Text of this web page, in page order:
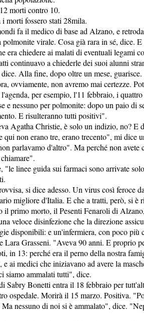
morti contro 10.
i morti fossero stati 28mila.
fa il medico di base ad Alzano, e
polmonite virale. Cosa già rara in sé, dice.
era chiedere ai malati di eventuali legami
continuavo a chiederle dei suoi alunni
Alla fine, dopo oltre un mese,
ovviamente, non avremo mai certezze.
per esempio, l'11 febbraio, i
e nessuno per polmonite: dopo un paio di
E risulteranno tutti positivi".
Agatha Christie, è solo un indizio, no? E
qui non erano tre, erano trecento", mi dice
parlavamo d'altro". Ma perché non
linee guida sui farmaci sono arrivate
si dice adesso. Un virus così feroce
migliore d'Italia. E che a tratti, però, si
il primo morto, il Pesenti Fenaroli di
veloce disinfezione che la direzione
disponibili: e un'infermiera, con poco più
Lara Grasseni. "Aveva 90 anni. E proprio
in 13: perché era il perno della nostra
ai medici che iniziavano ad avere la
siamo ammalati tutti", dice.
Sabry Bonetti entra il 18 febbraio per
ospedale. Morirà il 15 marzo. Positiva.
nessuno di noi si è ammalato", dice.